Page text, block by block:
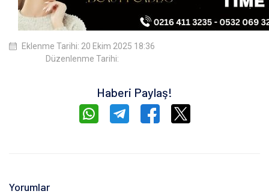
Eklenme Tarihi: 20 Ekim 2025 18:36
Düzenlenme Tarihi:
Haberi Paylaş!
Yorumlar